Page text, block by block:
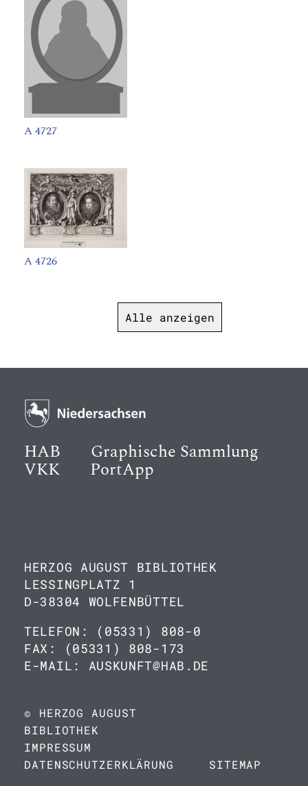
A 4727
A 4726
Alle anzeigen
HAB Graphische Sammlung
VKK PortApp
HERZOG AUGUST BIBLIOTHEK
LESSINGPLATZ 1
D-38304 WOLFENBÜTTEL
TELEFON: (05331) 808-0
FAX: (05331) 808-173
E-MAIL: AUSKUNFT@HAB.DE
© HERZOG AUGUST
BIBLIOTHEK
IMPRESSUM
DATENSCHUTZERKLÄRUNG
SITEMAP